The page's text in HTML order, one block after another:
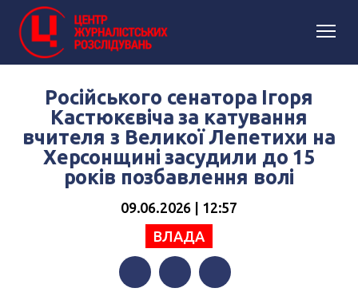
Російського сенатора Ігоря
Кастюкєвіча за катування
вчителя з Великої Лепетихи на
Херсонщині засудили до 15
років позбавлення волі
09.06.2026 | 12:57
ВЛАДА